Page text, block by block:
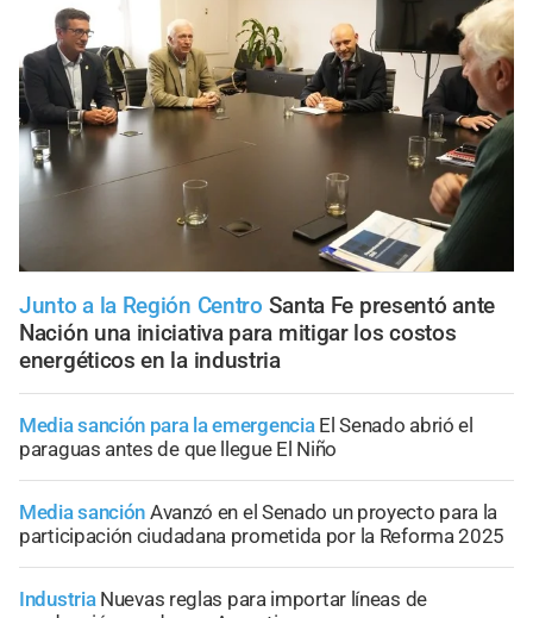
Junto a la Región Centro Santa Fe presentó ante
Nación una iniciativa para mitigar los costos
energéticos en la industria
Media sanción para la emergencia El Senado abrió el
paraguas antes de que llegue El Niño
Media sanción Avanzó en el Senado un proyecto para la
participación ciudadana prometida por la Reforma 2025
Industria Nuevas reglas para importar líneas de